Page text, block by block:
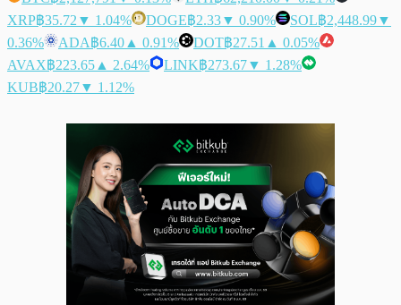
XRP฿35.72 ▼ 1.04% DOGE฿2.33▼ 0.90% SOL฿2,448.99▼
0.36%
ADA฿6.40 ▲ 0.91% DOT฿27.51 ▲ 0.05%
AVAX฿223.65 ▲ 2.64% LINK฿273.67▼ 1.28%
KUB฿20.27▼ 1.12%